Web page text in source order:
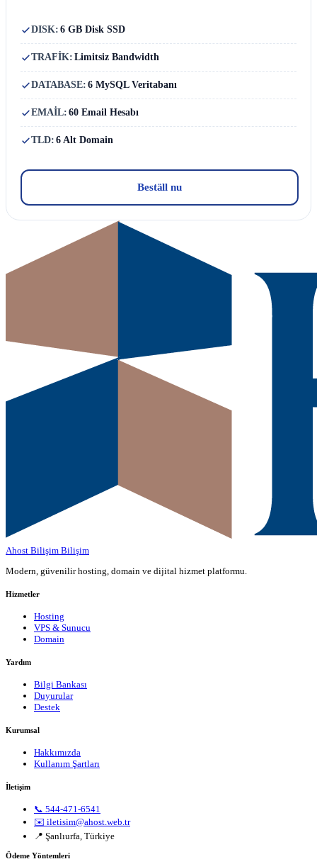
DISK: 6 GB Disk SSD
TRAFİK: Limitsiz Bandwidth
DATABASE: 6 MySQL Veritabanı
EMAİL: 60 Email Hesabı
TLD: 6 Alt Domain
Beställ nu
Ahost Bilişim Bilişim
Modern, güvenilir hosting, domain ve dijital hizmet platformu.
Hizmetler
Hosting
VPS & Sunucu
Domain
Yardım
Bilgi Bankası
Duyurular
Destek
Kurumsal
Hakkımızda
Kullanım Şartları
İletişim
📞 544-471-6541
✉️ iletisim@ahost.web.tr
📍 Şanlıurfa, Türkiye
Ödeme Yöntemleri